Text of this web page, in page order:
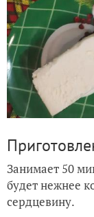
Занимает 50
будет нежнее
сердцевину.